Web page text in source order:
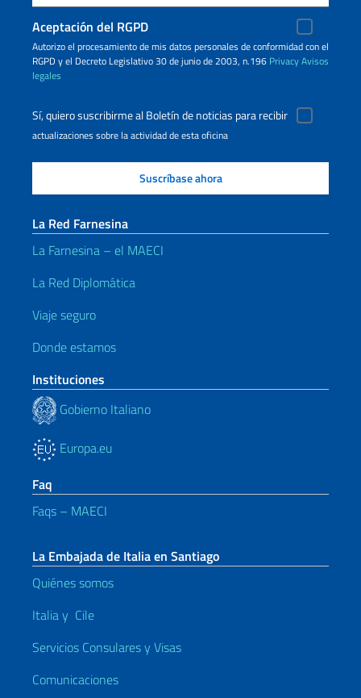
Aceptación del RGPD
Autorizo ​​el procesamiento de mis datos personales de conformidad con el
RGPD y el Decreto Legislativo 30 de junio de 2003, n.196 PrivacyAvisos
legales
Sí, quiero suscribirme al Boletín de noticias para recibir
actualizaciones sobre la actividad de esta oficina
La Red Farnesina
La Farnesina – el MAECI
La Red Diplomática
Viaje seguro
Donde estamos
Instituciones
Gobierno Italiano
Europa.eu
Faq
Faqs – MAECI
La Embajada de Italia en Santiago
Quiénes somos
Italia y Cile
Servicios Consulares y Visas
Comunicaciones